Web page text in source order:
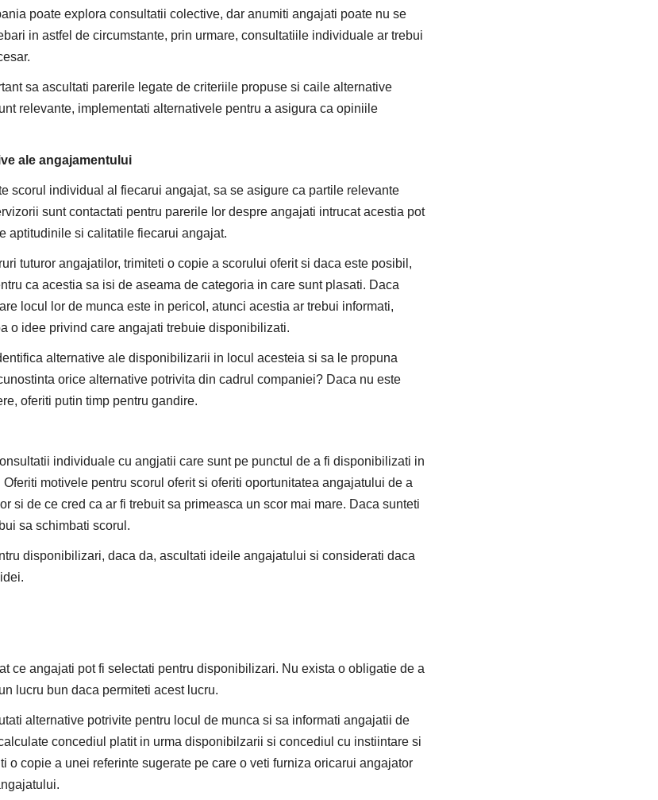
poate explora consultatii colective, dar anumiti angajati poate nu se
in astfel de circumstante, prin urmare, consultatiile individuale ar trebui
sa ascultati parerile legate de criteriile propuse si caile alternative
relevante, implementati alternativele pentru a asigura ca opiniile
ale angajamentului
scorul individual al fiecarui angajat, sa se asigure ca partile relevante
sunt contactati pentru parerile lor despre angajati intrucat acestia pot
aptitudinile si calitatile fiecarui angajat.
tuturor angajatilor, trimiteti o copie a scorului oferit si daca este posibil,
ca acestia sa isi de aseama de categoria in care sunt plasati. Daca
locul lor de munca este in pericol, atunci acestia ar trebui informati,
o idee privind care angajati trebuie disponibilizati.
alternative ale disponibilizarii in locul acesteia si sa le propuna
orice alternative potrivita din cadrul companiei? Daca nu este
oferiti putin timp pentru gandire.
individuale cu angjatii care sunt pe punctul de a fi disponibilizati in
motivele pentru scorul oferit si oferiti oportunitatea angajatului de a
si de ce cred ca ar fi trebuit sa primeasca un scor mai mare. Daca sunteti
sa schimbati scorul.
disponibilizari, daca da, ascultati ideile angajatului si considerati daca
ce angajati pot fi selectati pentru disponibilizari. Nu exista o obligatie de a
lucru bun daca permiteti acest lucru.
alternative potrivite pentru locul de munca si sa informati angajatii de
concediul platit in urma disponibilzarii si concediul cu instiintare si
o copie a unei referinte sugerate pe care o veti furniza oricarui angajator